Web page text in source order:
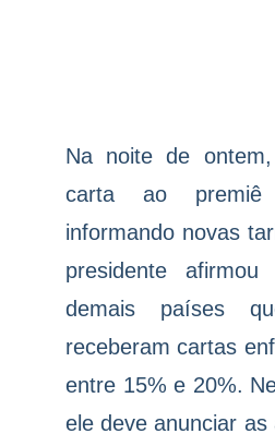
Na noite de
carta ao premiê
informando novas
presidente
demais países
receberam cartas
entre 15% e 20%.
ele deve anunciar